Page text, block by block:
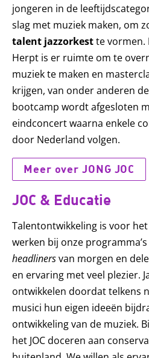
jongeren in de
slag met muziek maken, om
talent jazzorkestte vormen.
Herpt is er ruimte om te
muziek te maken en
krijgen, van onder anderen
bootcamp wordt afgesloten
eindconcert waarna enkele
door Nederland volgen.
Meer over JONG JOC
JOC & Educatie
Talentontwikkeling is voor het
werken bij onze
headlinersvan morgen en
en ervaring met veel plezier.
ontwikkelen doordat telkens
musici hun eigen ideeën
ontwikkeling van de muziek.
het JOC doceren aan